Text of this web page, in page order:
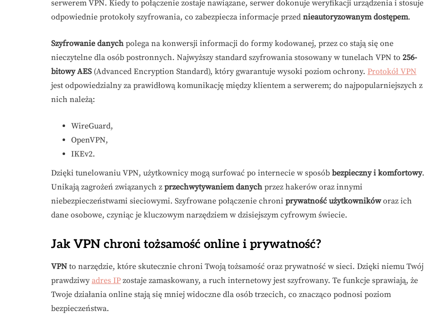
serwerem VPN. Kiedy to połączenie zostaje nawiązane, serwer dokonuje weryfikacji urządzenia i stosuje
odpowiednie protokoły szyfrowania, co zabezpiecza informacje przed nieautoryzowanym dostępem.
Szyfrowanie danych polega na konwersji informacji do formy kodowanej, przez co stają się one
nieczytelne dla osób postronnych. Najwyższy standard szyfrowania stosowany w tunelach VPN to 256-
bitowy AES(Advanced Encryption Standard), który gwarantuje wysoki poziom ochrony. Protokół VPN
jest odpowiedzialny za prawidłową komunikację między klientem a serwerem; do najpopularniejszych z
nich należą:
WireGuard,
OpenVPN,
IKEv2.
Dzięki tunelowaniu VPN, użytkownicy mogą surfować po internecie w sposób bezpieczny i komfortowy.
Unikają zagrożeń związanych z przechwytywaniem danych przez hakerów oraz innymi
niebezpieczeństwami sieciowymi. Szyfrowane połączenie chroni prywatność użytkownikóworaz ich
dane osobowe, czyniąc je kluczowym narzędziem w dzisiejszym cyfrowym świecie.
Jak VPN chroni tożsamość online i prywatność?
VPN to narzędzie, które skutecznie chroni Twoją tożsamość oraz prywatność w sieci. Dzięki niemu Twój
prawdziwy adres IP zostaje zamaskowany, a ruch internetowy jest szyfrowany. Te funkcje sprawiają, że
Twoje działania online stają się mniej widoczne dla osób trzecich, co znacząco podnosi poziom
bezpieczeństwa.